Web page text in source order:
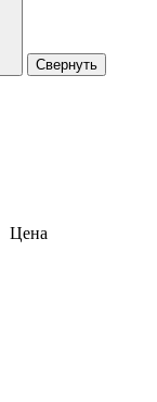
Свернуть
Цена